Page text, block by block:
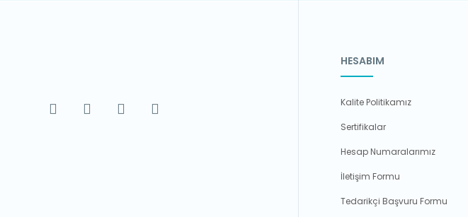
HESABIM
Kalite Politikamız
Sertifikalar
Hesap Numaralarımız
İletişim Formu
Tedarikçi Başvuru Formu